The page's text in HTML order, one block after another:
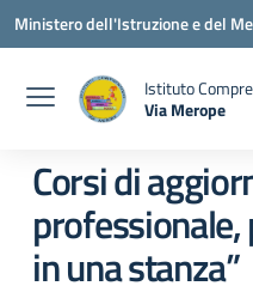
Vai ai contenuti
Vai al menu di navigazione
Vai al footer
Ministero dell'Istruzione e del
Istituto
Via Merope
Corsi di
professionale,
in una stanza”